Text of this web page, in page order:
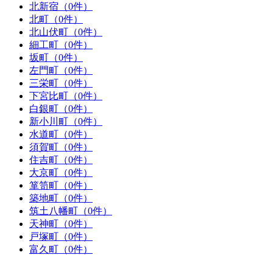
北新宿（0件）
北町（0件）
北山伏町（0件）
細工町（0件）
坂町（0件）
左門町（0件）
三栄町（0件）
下宮比町（0件）
白銀町（0件）
新小川町（0件）
水道町（0件）
須賀町（0件）
住吉町（0件）
大京町（0件）
箪笥町（0件）
築地町（0件）
筑土八幡町（0件）
天神町（0件）
戸塚町（0件）
富久町（0件）